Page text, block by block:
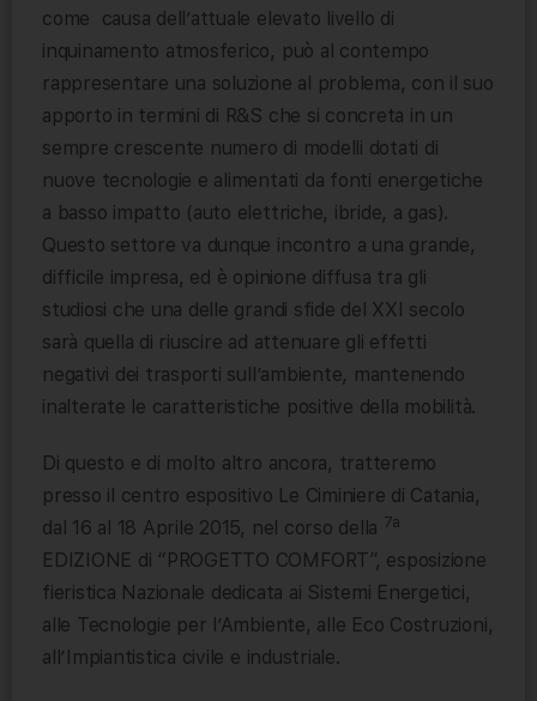
come causa dell’attuale elevato livello di
inquinamento atmosferico, può al contempo
rappresentare una soluzione al problema, con il suo
apporto in termini di R&S che si concreta in un
sempre crescente numero di modelli dotati di
nuove tecnologie e alimentati da fonti energetiche
a basso impatto (auto elettriche, ibride, a gas).
Questo settore va dunque incontro a una grande,
difficile impresa, ed è opinione diffusa tra gli
studiosi che una delle grandi sfide del XXI secolo
sarà quella di riuscire ad attenuare gli effetti
negativi dei trasporti sull’ambiente, mantenendo
inalterate le caratteristiche positive della mobilità.
Di questo e di molto altro ancora, tratteremo
presso il centro espositivo Le Ciminiere di Catania,
dal 16 al 18 Aprile 2015, nel corso della 7a
EDIZIONE di “PROGETTO COMFORT”, esposizione
fieristica Nazionale dedicata ai Sistemi Energetici,
alle Tecnologie per l’Ambiente, alle Eco Costruzioni,
all’Impiantistica civile e industriale.